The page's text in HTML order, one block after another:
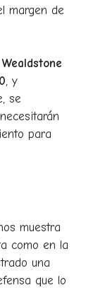
margen de
Wealdstone
, y
se
para
muestra
como en la
una
que lo